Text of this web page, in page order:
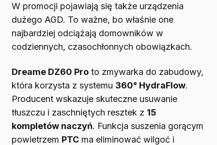
W promocji pojawiają się także urządzenia
dużego AGD. To ważne, bo właśnie one
najbardziej odciążają domowników w
codziennych, czasochłonnych obowiązkach.
Dreame DZ60 Pro to zmywarka do zabudowy,
która korzysta z systemu 360° HydraFlow.
Producent wskazuje skuteczne usuwanie
tłuszczu i zaschniętych resztek z 15
kompletów naczyń. Funkcja suszenia gorącym
powietrzem PTC ma eliminować wilgoć i